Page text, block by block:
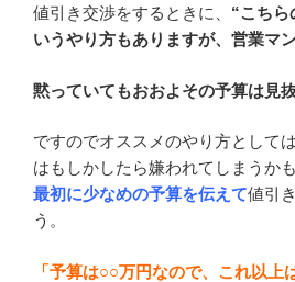
値引き交渉をするときに、 “こちら
いうやり方もありますが、営業マ
黙っていてもおおよその予算は見抜
ですのでオススメのやり方として
はもしかしたら嫌われてしまうか
最初に少なめの予算を伝えて値引
う。
「予算は○○万円なので、これ以上